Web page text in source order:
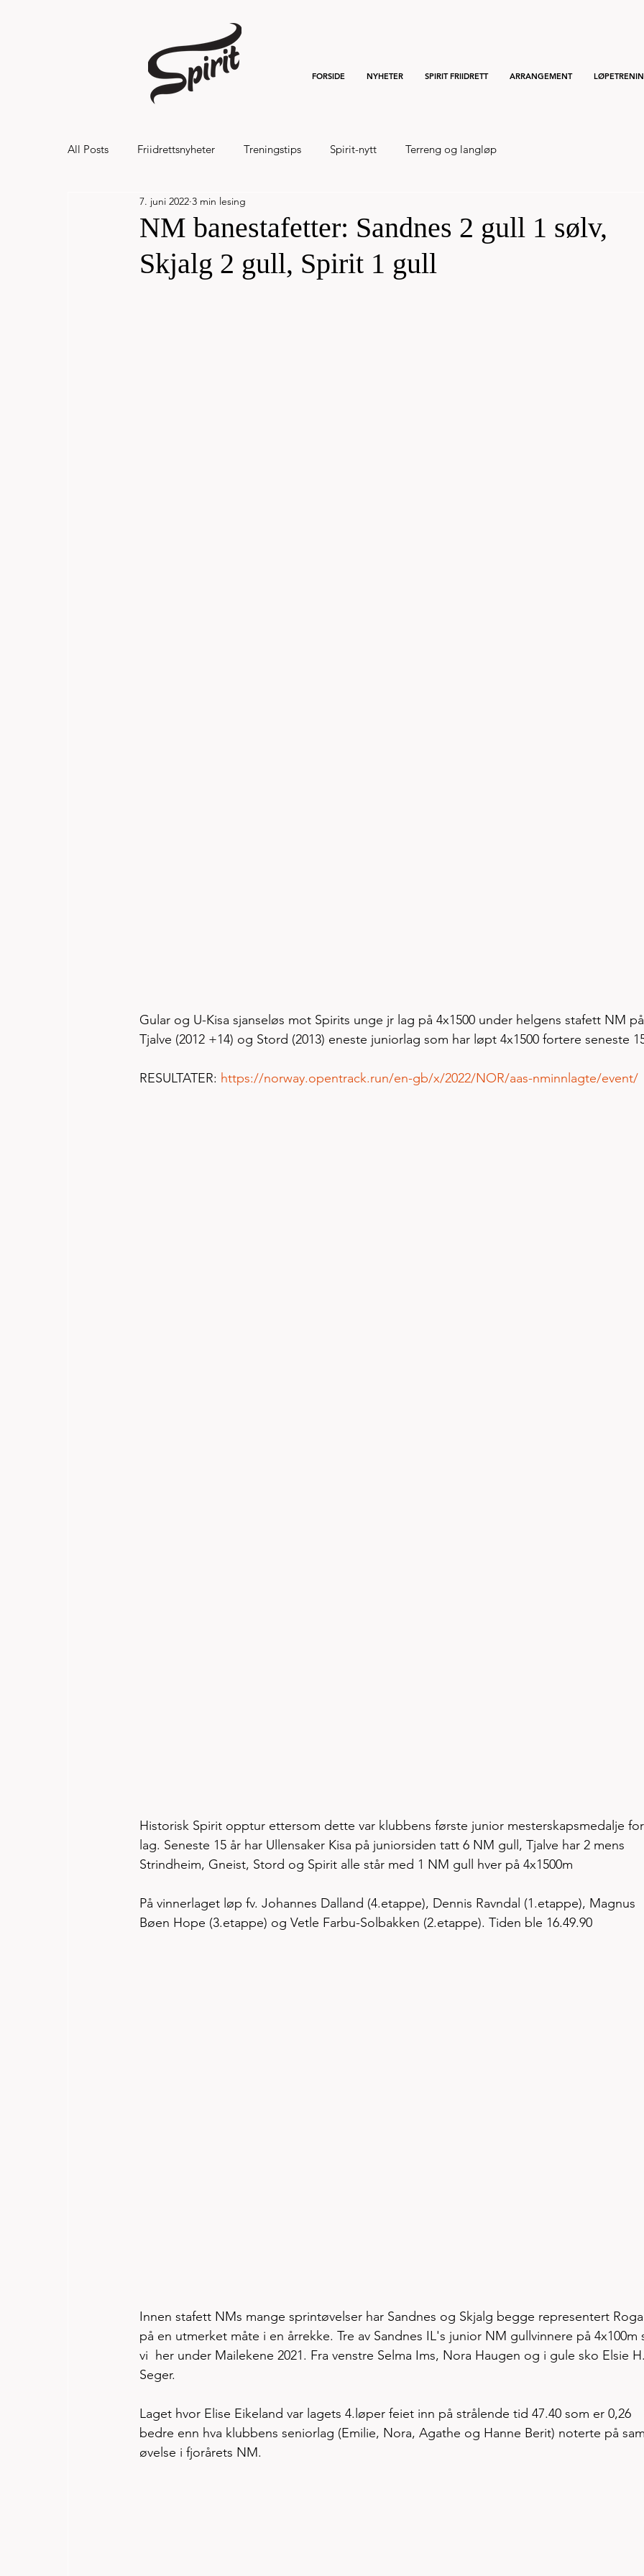
FORSIDE NYHETER SPIRIT FRIIDRETT ARRANGEMENT
All Posts Friidrettsnyheter Treningstips Spirit-nytt Terreng og langløp
Hålandsvannet halvmaraton og 7km 20
NM banestafetter: Sandnes 2 gull 1 sølv,
Skjalg 2 gull, Spirit 1 gull
7. juni 2022 3 min lesing
Gular og U-Kisa sjanseløs mot Spirits unge jr lag på 4x1500 under helgens stafett NM på
Tjalve (2012 +14) og Stord (2013) eneste juniorlag som har løpt 4x1500 fortere seneste
RESULTATER: https://norway.opentrack.run/en-gb/x/2022/NOR/aas-nminnlagte/event/
Historisk Spirit opptur ettersom dette var klubbens første junior mesterskapsmedalje for
lag. Seneste 15 år har Ullensaker Kisa på juniorsiden tatt 6 NM gull, Tjalve har 2 mens
Strindheim, Gneist, Stord og Spirit alle står med 1 NM gull hver på 4x1500m
På vinnerlaget løp fv. Johannes Dalland (4.etappe), Dennis Ravndal (1.etappe), Magnus
Bøen Hope (3.etappe) og Vetle Farbu-Solbakken (2.etappe). Tiden ble 16.49.90
Innen stafett NMs mange sprintøvelser har Sandnes og Skjalg begge representert
på en utmerket måte i en årrekke. Tre av Sandnes IL's junior NM gullvinnere på 4x100m
vi  her under Mailekene 2021. Fra venstre Selma Ims, Nora Haugen og i gule sko Elsie H.
Seger.
Laget hvor Elise Eikeland var lagets 4.løper feiet inn på strålende tid 47.40 som er 0,26
bedre enn hva klubbens seniorlag (Emilie, Nora, Agathe og Hanne Berit) noterte på
øvelse i fjorårets NM.